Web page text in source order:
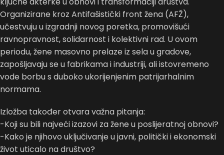
Organizirane kroz Antifašistički front žena (AFŽ),
učestvuju u izgradnji novog poretka, promovišući
ravnopravnost, solidarnost i kolektivni rad. U ovom
periodu, žene masovno prelaze iz sela u gradove,
zapošljavaju se u fabrikama i industriji, ali istovremeno
vode borbu s duboko ukorijenjenim patrijarhalnim
normama.
Izložba također otvara važna pitanja:
-Koji su bili najveći izazovi za žene u poslijeratnoj obnovi?
-Kako je njihovo uključivanje u javni, politički i ekonomski
život uticalo na društvo?